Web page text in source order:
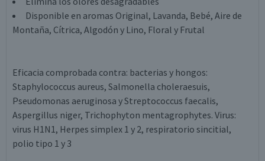
Disponible en aromas Original, Lavanda, Bebé, Aire de
Montaña, Cítrica, Algodón y Lino, Floral y Frutal
Eficacia comprobada contra: bacterias y hongos:
Staphylococcus aureus, Salmonella choleraesuis,
Pseudomonas aeruginosa y Streptococcus faecalis,
Aspergillus niger, Trichophyton mentagrophytes. Virus:
virus H1N1, Herpes simplex 1 y 2, respiratorio sincitial,
polio tipo 1 y 3